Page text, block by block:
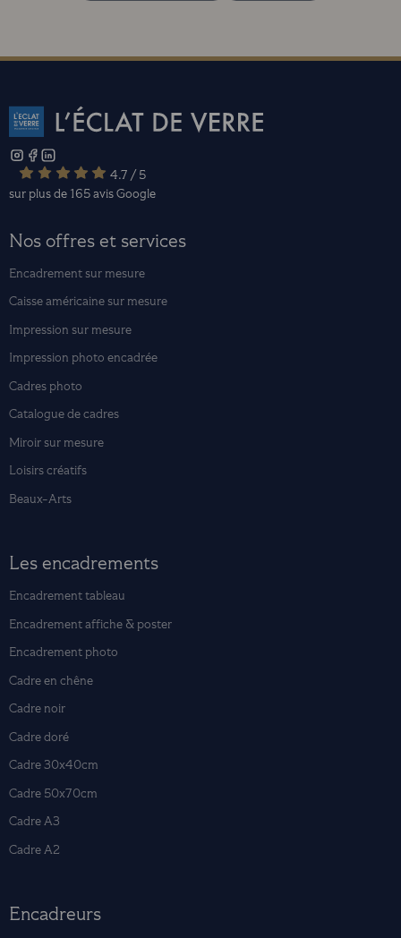
4.7 / 5
sur plus de 165 avisGoogle
Nos offres et services
Encadrement sur mesure
Caisse américaine sur mesure
Impression sur mesure
Impression photo encadrée
Cadres photo
Catalogue de cadres
Miroir sur mesure
Loisirs créatifs
Beaux-Arts
Les encadrements
Encadrement tableau
Encadrement affiche & poster
Encadrement photo
Cadre en chêne
Cadre noir
Cadre doré
Cadre 30x40cm
Cadre 50x70cm
Cadre A3
Cadre A2
Encadreurs